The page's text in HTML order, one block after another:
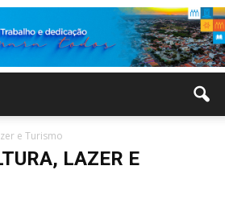
e Turismo
LAZER E